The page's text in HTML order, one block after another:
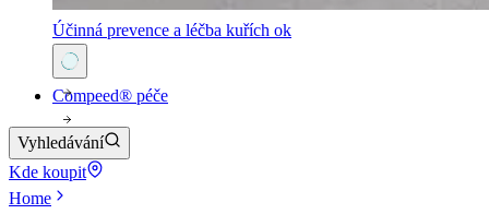
Účinná prevence a léčba kuřích ok
Compeed® péče
Vyhledávání
Kde koupit
Home